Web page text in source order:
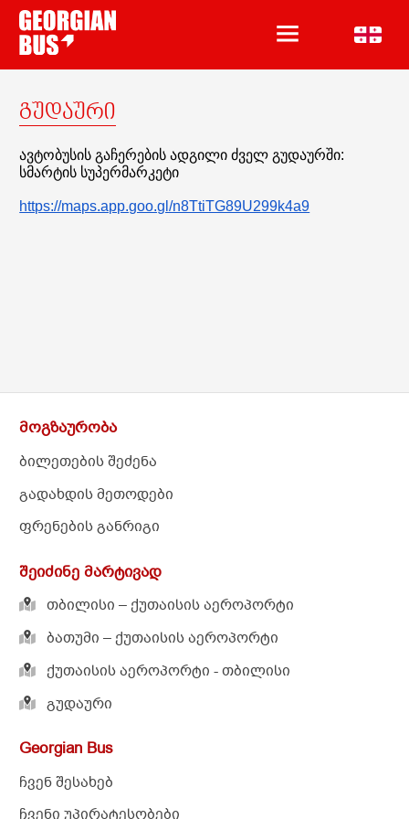
გუდაური
ავტობუსის გაჩერების ადგილი ძველ გუდაურში:
სმარტის სუპერმარკეტი
ბილეთების შეძენა
გადახდის მეთოდები
ფრენების განრიგი
შეიძინე მარტივად
თბილისი – ქუთაისის აეროპორტი
ბათუმი – ქუთაისის აეროპორტი
ქუთაისის აეროპორტი - თბილისი
გუდაური
Georgian Bus
ჩვენ შესახებ